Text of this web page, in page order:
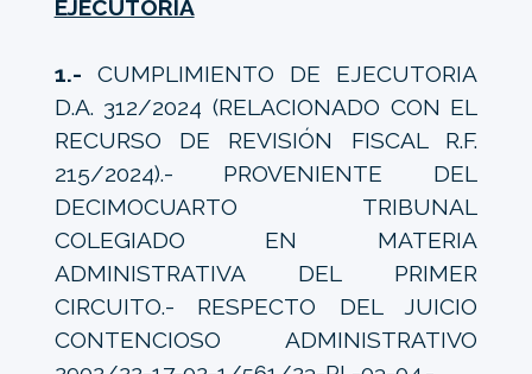
EJECUTORIA
1.- CUMPLIMIENTO DE EJECUTORIA
D.A. 312/2024 (RELACIONADO CON EL
RECURSO DE REVISIÓN FISCAL R.F.
215/2024).- PROVENIENTE DEL
DECIMOCUARTO TRIBUNAL
COLEGIADO EN MATERIA
ADMINISTRATIVA DEL PRIMER
CIRCUITO.- RESPECTO DEL JUICIO
CONTENCIOSO ADMINISTRATIVO